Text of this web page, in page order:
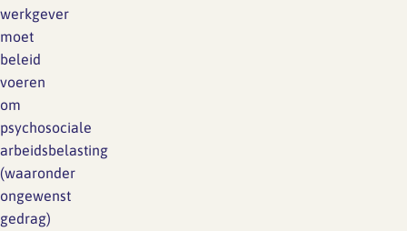
werkgever
moet
beleid
voeren
om
psychosociale
arbeidsbelasting
(waaronder
ongewenst
gedrag)